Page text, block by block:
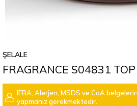
ŞELALE
FRAGRANCE S04831 TOP
IFRA, Alerjen, MSDS ve CoA
yapmanız gerekmektedir.